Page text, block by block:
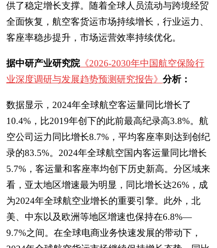
供了稳定增长支撑。随着全球人员流动与跨境经贸
全面恢复，航空客货运市场持续增长，行业运力、
客座率稳步提升，市场运营效率持续优化。
据中研产业研究院《2026-2030年中国航空保险行
业深度调研与发展趋势预测研究报告》 分析：
数据显示，2024年全球航空客运量同比增长了
10.4%，比2019年创下的此前最高纪录高3.8%。航
空公司运力同比增长8.7%，平均客座率则达到创纪
录的83.5%。2024年全球航空国内客运量同比增长
5.7%，客运量和客座率均创下历史新高。分区域来
看，亚太地区增速最为明显，同比增长达26%，成
为2024年全球航空业增长的重要引擎。此外，北
美、中东以及欧洲等地区增速也保持在6.8%—
9.7%之间。在全球电商业务快速发展的带动下，